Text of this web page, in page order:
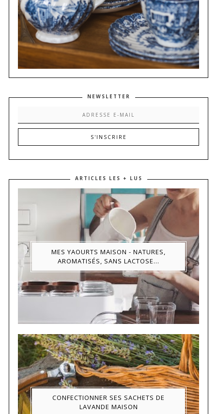
NEWSLETTER
ARTICLES LES + LUS
MES YAOURTS MAISON - NATURES,
AROMATISÉS, SANS LACTOSE...
CONFECTIONNER SES SACHETS DE
LAVANDE MAISON